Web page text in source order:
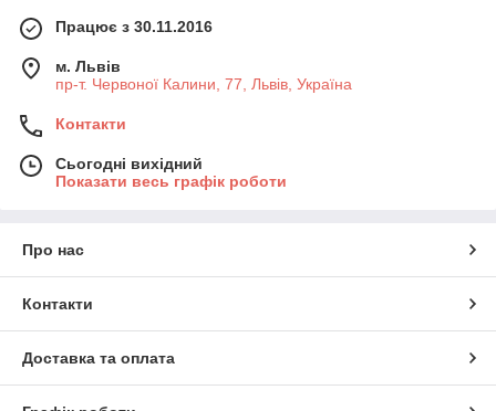
Працює з 30.11.2016
м. Львів
пр-т. Червоної Калини, 77, Львів, Україна
Контакти
Сьогодні вихідний
Показати весь графік роботи
Про нас
Контакти
Доставка та оплата